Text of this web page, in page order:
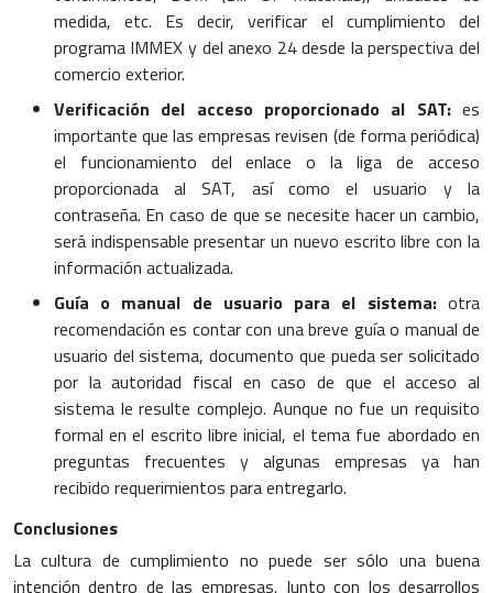
medida, etc. Es decir, verificar el cumplimiento del
programa IMMEX y del anexo 24 desde la perspectiva del
comercio exterior.
Verificación del acceso proporcionado al SAT: es
importante que las empresas revisen (de forma periódica)
el funcionamiento del enlace o la liga de acceso
proporcionada al SAT, así como el usuario y la
contraseña. En caso de que se necesite hacer un cambio,
será indispensable presentar un nuevo escrito libre con la
información actualizada.
Guía o manual de usuario para el sistema: otra
recomendación es contar con una breve guía o manual de
usuario del sistema, documento que pueda ser solicitado
por la autoridad fiscal en caso de que el acceso al
sistema le resulte complejo. Aunque no fue un requisito
formal en el escrito libre inicial, el tema fue abordado en
preguntas frecuentes y algunas empresas ya han
recibido requerimientos para entregarlo.
Conclusiones
La cultura de cumplimiento no puede ser sólo una buena
intención dentro de las empresas. Junto con los desarrollos